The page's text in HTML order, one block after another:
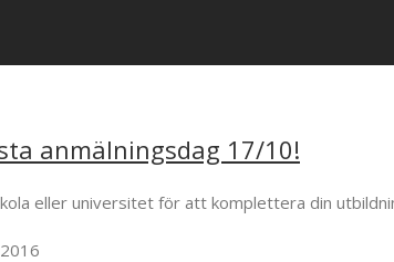
anmälningsdag 17/10!
eller universitet för att komplettera din